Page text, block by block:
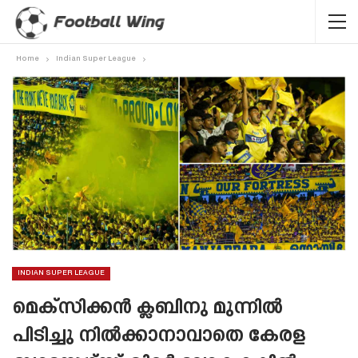
Home Indian Super League
INDIAN SUPER LEAGUE
മെക്‌സിക്കൻ ക്ലബിനു മുന്നിൽ
പിടിച്ചു നിൽക്കാനാവാതെ കേരള